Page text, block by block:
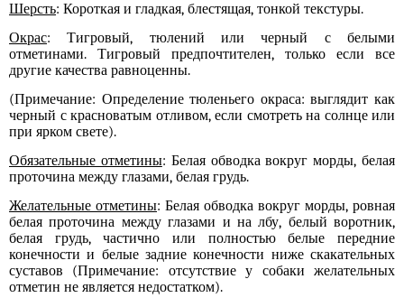
Шерсть: Короткая и гладкая, блестящая, тонкой текстуры.
Окрас: Тигровый, тюлений или черный с белыми
отметинами. Тигровый предпочтителен, только если все
другие качества равноценны.
(Примечание: Определение тюленьего окраса: выглядит как
черный с красноватым отливом, если смотреть на солнце или
при ярком свете).
Обязательные отметины: Белая обводка вокруг морды, белая
проточина между глазами, белая грудь.
Желательные отметины: Белая обводка вокруг морды, ровная
белая проточина между глазами и на лбу, белый воротник,
белая грудь, частично или полностью белые передние
конечности и белые задние конечности ниже скакательных
суставов (Примечание: отсутствие у собаки желательных
отметин не является недостатком).